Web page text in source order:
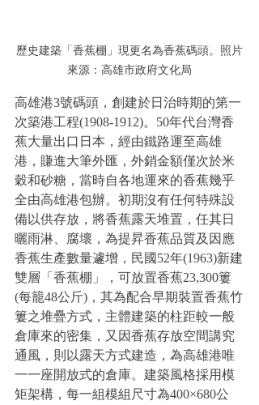
歷史建築「香蕉棚」現更名為香蕉碼頭。照片
來源：高雄市政府文化局
高雄港3號碼頭，創建於日治時期的第一
次築港工程(1908-1912)。50年代台灣香
蕉大量出口日本，經由鐵路運至高雄
港，賺進大筆外匯，外銷金額僅次於米
穀和砂糖，當時自各地運來的香蕉幾乎
全由高雄港包辦。初期沒有任何特殊設
備以供存放，將香蕉露天堆置，任其日
曬雨淋、腐壞，為提昇香蕉品質及因應
香蕉生產數量遽增，民國52年(1963)新建
雙層「香蕉棚」，可放置香蕉23,300簍
(每籠48公斤)，其為配合早期裝置香蕉竹
簍之堆疊方式，主體建築的柱距較一般
倉庫來的密集，又因香蕉存放空間講究
通風，則以露天方式建造，為高雄港唯
一一座開放式的倉庫。建築風格採用模
矩架構，每一組模組尺寸為400×680公